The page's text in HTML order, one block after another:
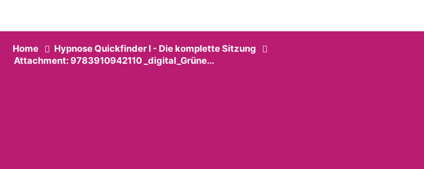
Home
Hypnose Quickfinder I - Die komplette Sitzung
Attachment: 9783910942110 _digital_Grüne...